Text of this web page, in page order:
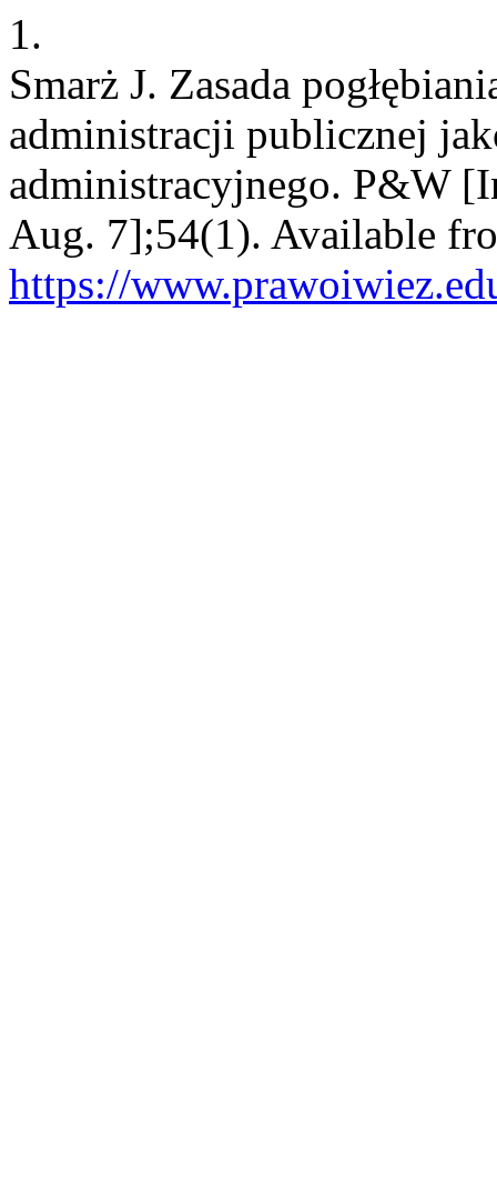
1.
Smarż J. Zasada
administracji publicznej
administracyjnego. P&W
Aug. 7];54(1). Available
https://